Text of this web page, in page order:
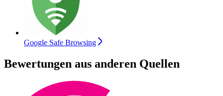
Google Safe Browsing
Bewertungen aus anderen Quellen